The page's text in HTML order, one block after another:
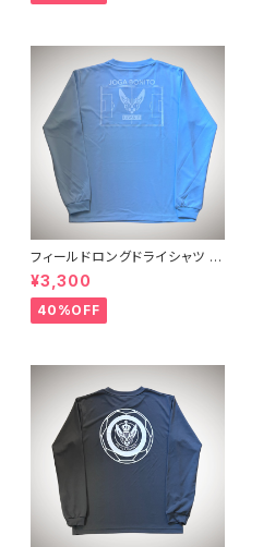
フィールドロングドライシャツ
ライトブルーホワイト
¥3,300
40%OFF